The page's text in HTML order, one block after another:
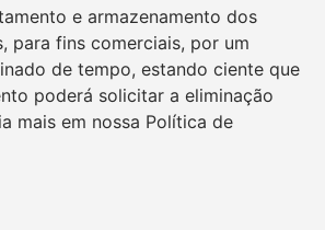
e armazenamento dos
para fins comerciais, por um
de tempo, estando ciente que
poderá solicitar a eliminação
mais em nossa Política de